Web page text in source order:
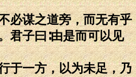
必谋之道旁，而无有乎
君子曰∶由是而可以见
于一方，以为未足，乃